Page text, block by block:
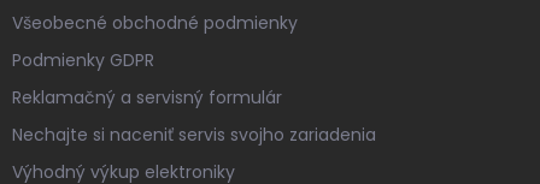
Všeobecné obchodné podmienky
Podmienky GDPR
Reklamačný a servisný formulár
Nechajte si naceniť servis svojho zariadenia
Výhodný výkup elektroniky